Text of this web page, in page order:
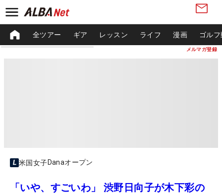
メルマガ登録
全ツアー ギア レッスン ライフ 漫画 ゴル
米国女子Danaオープン
「いや、すごいわ」 渋野日向子が木下彩の